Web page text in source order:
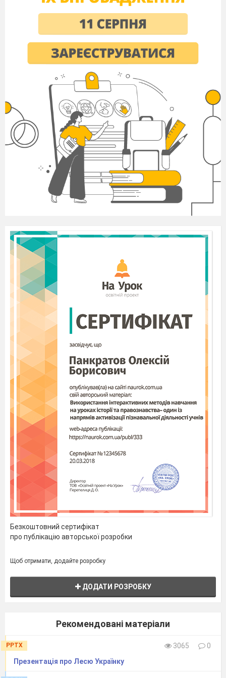
- На що Калитка іде заради грошей?
(Безжально експлуатує своїх робітників,
економлячи навіть на їжі; знущається над
дружиною, прикриваючись цитатами із
Святого письма, не дає коней для поїздки до
церкви, бо коні грошей коштують; намагається
одружити сина на одній із доньок Пузиря
заради збагачення, ігноруючи почуття Романа
до Мотрі; не віддає обіцяний посаг доньки -
5000 крб., влаштувавши навіть бійку зі
сватами; іде на злочин – купує фальшиві гроші;
ладен вбити заради грошей; зрозумівши, що
його ошукано, вчиняє спробу самогубства –
вішається – «Краще смерть, ніж така потеря!»)
- Чи довели ми твердження, що дана
проблема є наскрізною? Так.
- А чи є вона «одвічною» ?
Безкоштовний сертифікат
про публікацію авторської розробки
Щоб отримати, додайте розробку
ДОДАТИ РОЗРОБКУ
Рекомендовані матеріали
PPTX 3065
0
Презентація про Лесю Українку